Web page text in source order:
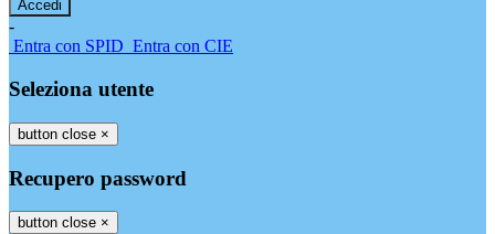
-
Entra con SPID Entra con CIE
Seleziona utente
button close ×
Recupero password
button close ×